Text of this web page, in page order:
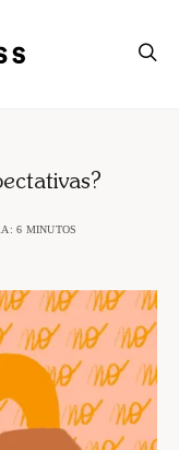
6 MINUTOS